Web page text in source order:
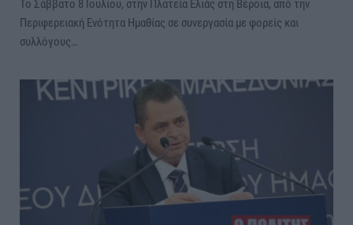
Το Σάββατο 8 Ιουλίου, στην Πλατεία Ελιάς στη Βέροια, από την
Περιφερειακή Ενότητα Ημαθίας σε συνεργασία με φορείς και
συλλόγους…